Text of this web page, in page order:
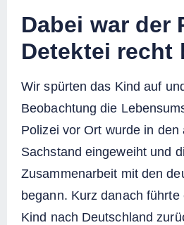
Dabei war der
Detektei recht
Wir spürten das Kind auf
Beobachtung die
Polizei vor Ort wurde in den
Sachstand eingeweiht und
Zusammenarbeit mit den
begann. Kurz danach
Kind nach Deutschland